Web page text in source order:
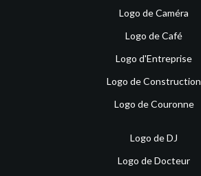
Logo de Caméra
Logo de Café
Logo d'Entreprise
Logo de Construction
Logo de Couronne
Logo de DJ
Logo de Docteur